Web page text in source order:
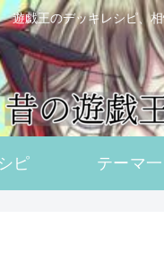
遊戯王のデッキレシピ、
ピ テーマ